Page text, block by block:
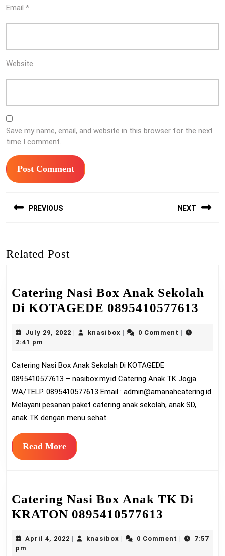
Email *
Website
Save my name, email, and website in this browser for the next
time I comment.
navigation
PREVIOUS NEXT
Related Post
Catering Nasi Box Anak Sekolah
Di KOTAGEDE 0895410577613
July 29, 2022 July
knasiboxknasibox0 Comment
2:41 pm
Catering Nasi Box Anak Sekolah Di KOTAGEDE
0895410577613 – nasibox.my.id Catering Anak TK Jogja
WA/TELP. 0895410577613 Email : admin@amanahcatering.id
Melayani pesanan paket catering anak sekolah, anak SD,
anak TK dengan menu sehat.
Read MoreRead
More
Catering Nasi Box Anak TK Di
KRATON 0895410577613
Box
April 4, 2022 Aprilknasiboxknasibox0 Comment
7:57
pm